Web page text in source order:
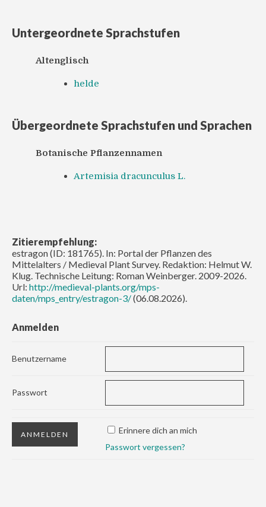
Untergeordnete Sprachstufen
Altenglisch
helde
Übergeordnete Sprachstufen und Sprachen
Botanische Pflanzennamen
Artemisia dracunculus L.
Zitierempfehlung:
estragon (ID: 181765). In: Portal der Pflanzen des
Mittelalters / Medieval Plant Survey. Redaktion: Helmut W.
Klug. Technische Leitung: Roman Weinberger. 2009-2026.
Url: http://medieval-plants.org/mps-
daten/mps_entry/estragon-3/(06.08.2026).
Anmelden
Benutzername
Passwort
Erinnere dich an mich
Passwort vergessen?